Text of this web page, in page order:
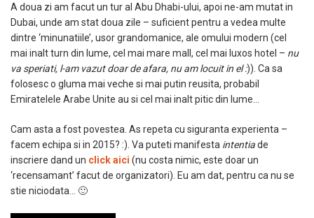
A doua zi am facut un tur al Abu Dhabi-ului, apoi ne-am mutat in
Dubai, unde am stat doua zile – suficient pentru a vedea multe
dintre ‘minunatiile’, usor grandomanice, ale omului modern (cel
mai inalt turn din lume, cel mai mare mall, cel mai luxos hotel – nu
va speriati, l-am vazut doar de afara, nu am locuit in el :)). Ca sa
folosesc o gluma mai veche si mai putin reusita, probabil
Emiratelele Arabe Unite au si cel mai inalt pitic din lume…
Cam asta a fost povestea. As repeta cu siguranta experienta –
facem echipa si in 2015? :). Va puteti manifesta intentiade
inscriere dand un click aici (nu costa nimic, este doar un
‘recensamant’ facut de organizatori). Eu am dat, pentru ca nu se
stie niciodata… 🙂